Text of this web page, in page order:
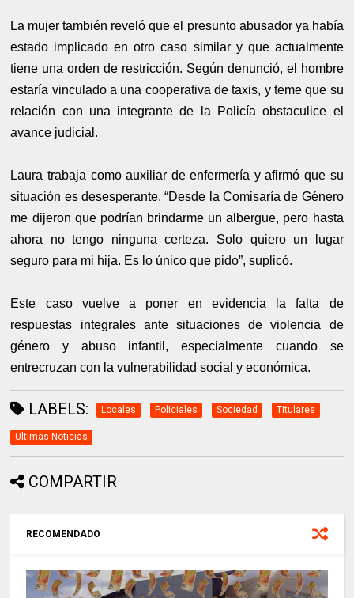
La mujer también reveló que el presunto abusador ya había
estado implicado en otro caso similar y que actualmente
tiene una orden de restricción. Según denunció, el hombre
estaría vinculado a una cooperativa de taxis, y teme que su
relación con una integrante de la Policía obstaculice el
avance judicial.
Laura trabaja como auxiliar de enfermería y afirmó que su
situación es desesperante. “Desde la Comisaría de Género
me dijeron que podrían brindarme un albergue, pero hasta
ahora no tengo ninguna certeza. Solo quiero un lugar
seguro para mi hija. Es lo único que pido”, suplicó.
Este caso vuelve a poner en evidencia la falta de
respuestas integrales ante situaciones de violencia de
género y abuso infantil, especialmente cuando se
entrecruzan con la vulnerabilidad social y económica.
LABELS: Locales Policiales Sociedad Titulares
Ultimas Noticias
COMPARTIR
RECOMENDADO